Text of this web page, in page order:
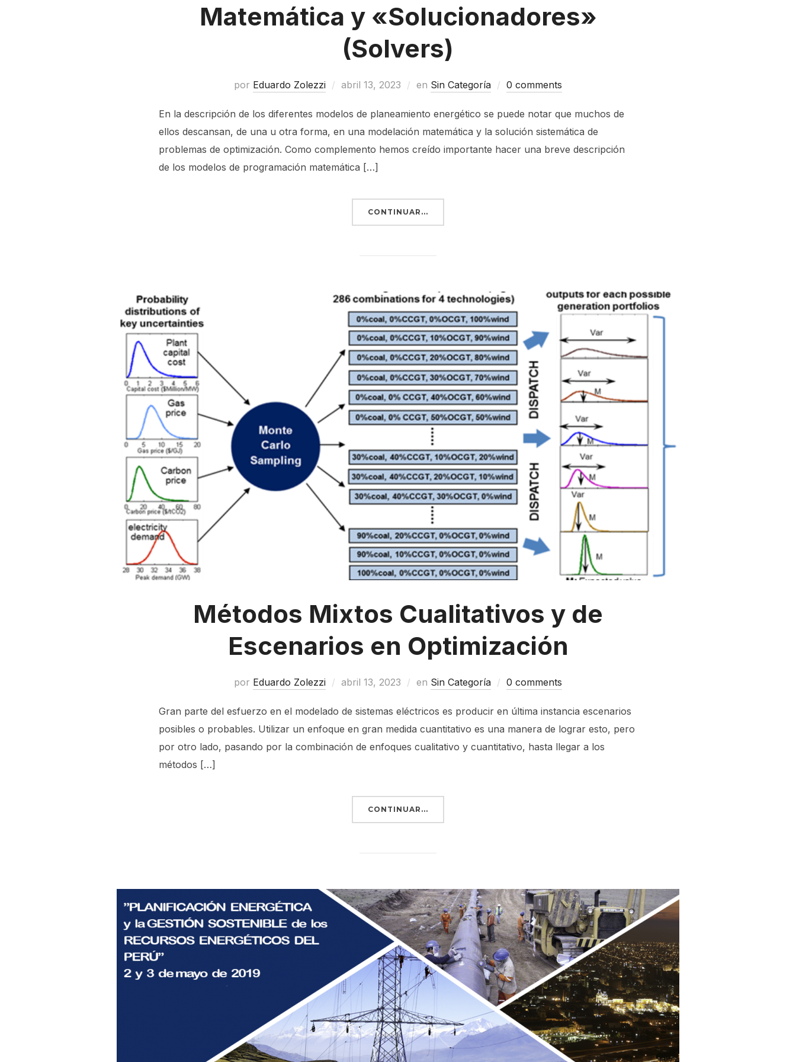
Matemática y «Solucionadores»
(Solvers)
por Eduardo Zolezzi abril 13, 2023 en Sin Categoría 0 comments
En la descripción de los diferentes modelos de planeamiento energético se puede notar que muchos de
ellos descansan, de una u otra forma, en una modelación matemática y la solución sistemática de
problemas de optimización. Como complemento hemos creído importante hacer una breve descripción
de los modelos de programación matemática […]
CONTINUAR...
Métodos Mixtos Cualitativos y de
Escenarios en Optimización
por Eduardo Zolezzi abril 13, 2023 en Sin Categoría 0 comments
Gran parte del esfuerzo en el modelado de sistemas eléctricos es producir en última instancia escenarios
posibles o probables. Utilizar un enfoque en gran medida cuantitativo es una manera de lograr esto, pero
por otro lado, pasando por la combinación de enfoques cualitativo y cuantitativo, hasta llegar a los
métodos […]
CONTINUAR...